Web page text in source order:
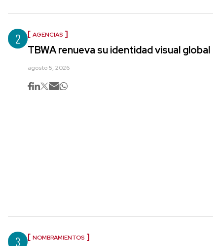
2 AGENCIAS
TBWA renueva su identidad visual global
agosto 5, 2026
3 NOMBRAMIENTOS